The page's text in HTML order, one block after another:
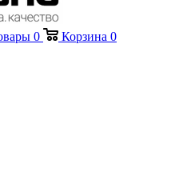
0 Корзина 0